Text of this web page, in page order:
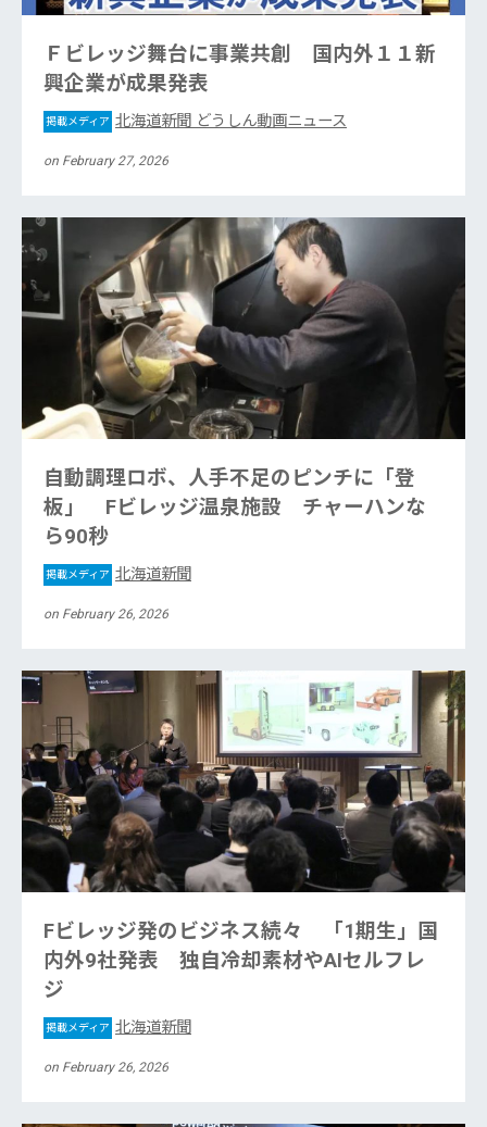
Ｆビレッジ舞台に事業共創 国内外１１新
興企業が成果発表
掲載メディア 北海道新聞 どうしん動画ニュース
on February 27, 2026
自動調理ロボ、人手不足のピンチに「登
板」 Fビレッジ温泉施設 チャーハンな
ら90秒
掲載メディア 北海道新聞
on February 26, 2026
Fビレッジ発のビジネス続々 「1期生」国
内外9社発表 独自冷却素材やAIセルフレ
ジ
掲載メディア 北海道新聞
on February 26, 2026